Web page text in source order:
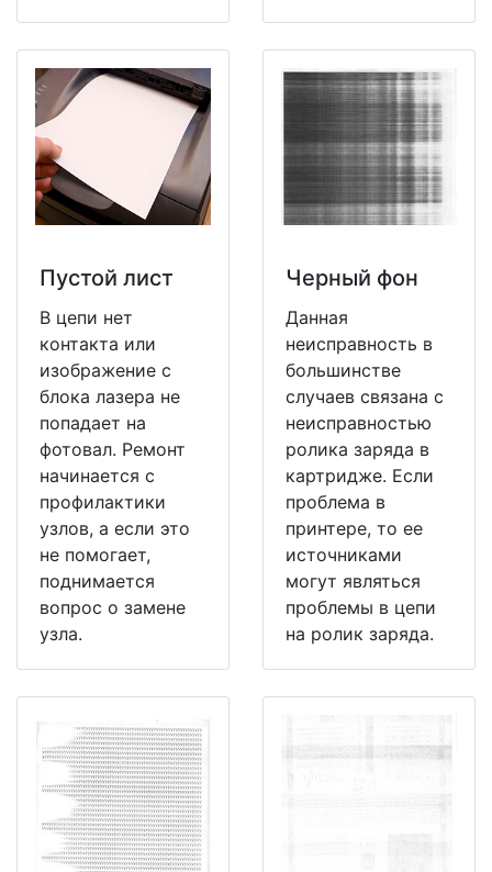
Пустой лист
В цепи нет
контакта или
изображение с
блока лазера не
попадает на
фотовал. Ремонт
начинается с
профилактики
узлов, а если это
не помогает,
поднимается
вопрос о замене
узла.
Черный фон
Данная
неисправность в
большинстве
случаев связана с
неисправностью
ролика заряда в
картридже. Если
проблема в
принтере, то ее
источниками
могут являться
проблемы в цепи
на ролик заряда.